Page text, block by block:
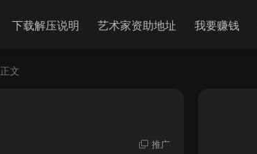
下载解压说明 艺术家资助地址 我要赚钱
正文
推广